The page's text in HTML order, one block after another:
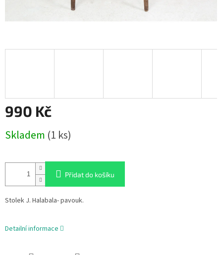
990 Kč
cena:
Skladem (1 ks)
Přidat do košíku
Stolek J. Halabala- pavouk.
Detailní informace